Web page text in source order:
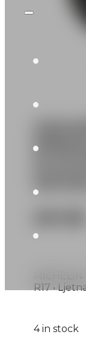
215/
R17 •
4 in stock